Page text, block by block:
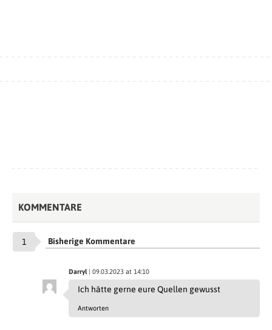
KOMMENTARE
1 Bisherige Kommentare
Darryl | 09.03.2023 at 14:10
Ich hätte gerne eure Quellen gewusst
Antworten